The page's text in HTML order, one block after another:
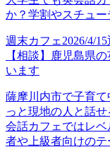
か？学割やスチュ
週末カフェ 2026/4/15
【相談】鹿児島県
います
薩摩川内市で子育
っと現地の人と話
会話カフェではレ
者や上級者向けの